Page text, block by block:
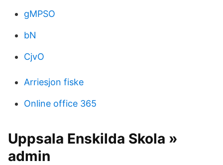
gMPSO
bN
CjvO
Arriesjon fiske
Online office 365
Uppsala Enskilda Skola »
admin